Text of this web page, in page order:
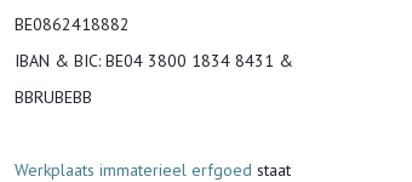
BE0862418882
IBAN & BIC: BE04 3800 1834 8431 &
BBRUBEBB
Werkplaats immaterieel erfgoed staat